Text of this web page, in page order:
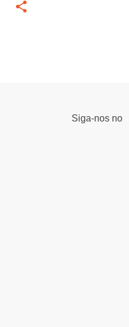
Siga-nos no